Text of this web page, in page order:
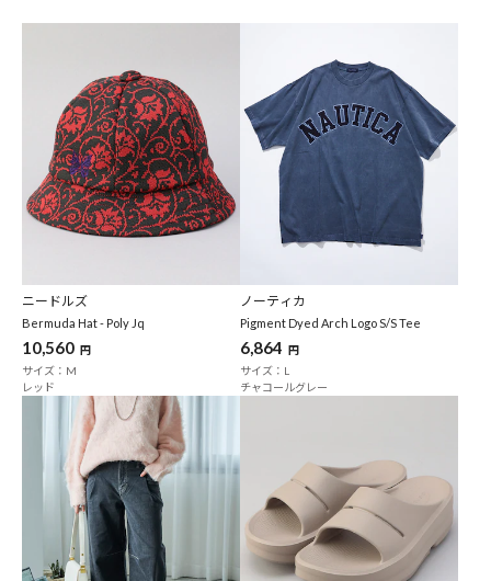
ニードルズ
Bermuda Hat - Poly Jq
10,560 円
サイズ：M
レッド
ノーティカ
Pigment Dyed Arch Logo S/S Tee
6,864 円
サイズ：L
チャコールグレー